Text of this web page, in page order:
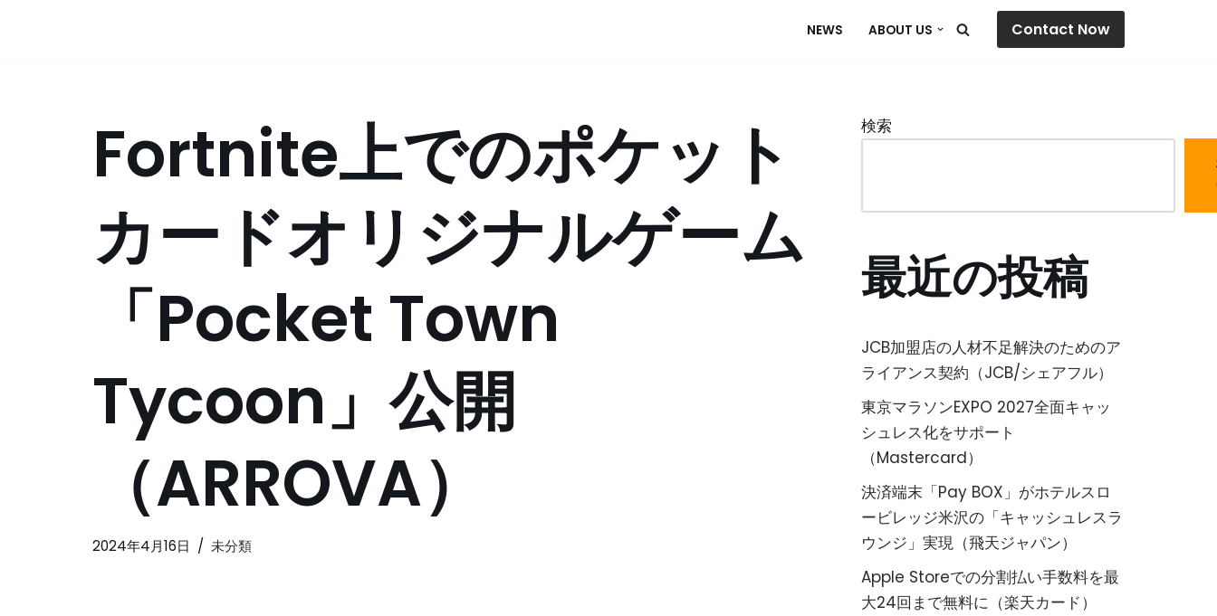
NEWS ABOUT US Contact Now
Fortnite上でのポケット
カードオリジナルゲーム
「Pocket Town
Tycoon」公開
（ARROVA）
2024年4月16日 未分類
検索
最近の投稿
JCB加盟店の人材不足解決のためのア
ライアンス契約（JCB/シェアフル）
東京マラソンEXPO 2027全面キャッ
シュレス化をサポート
（Mastercard）
決済端末「Pay BOX」がホテルスロ
ービレッジ米沢の「キャッシュレスラ
ウンジ」実現（飛天ジャパン）
Apple Storeでの分割払い手数料を最
大24回まで無料に（楽天カード）